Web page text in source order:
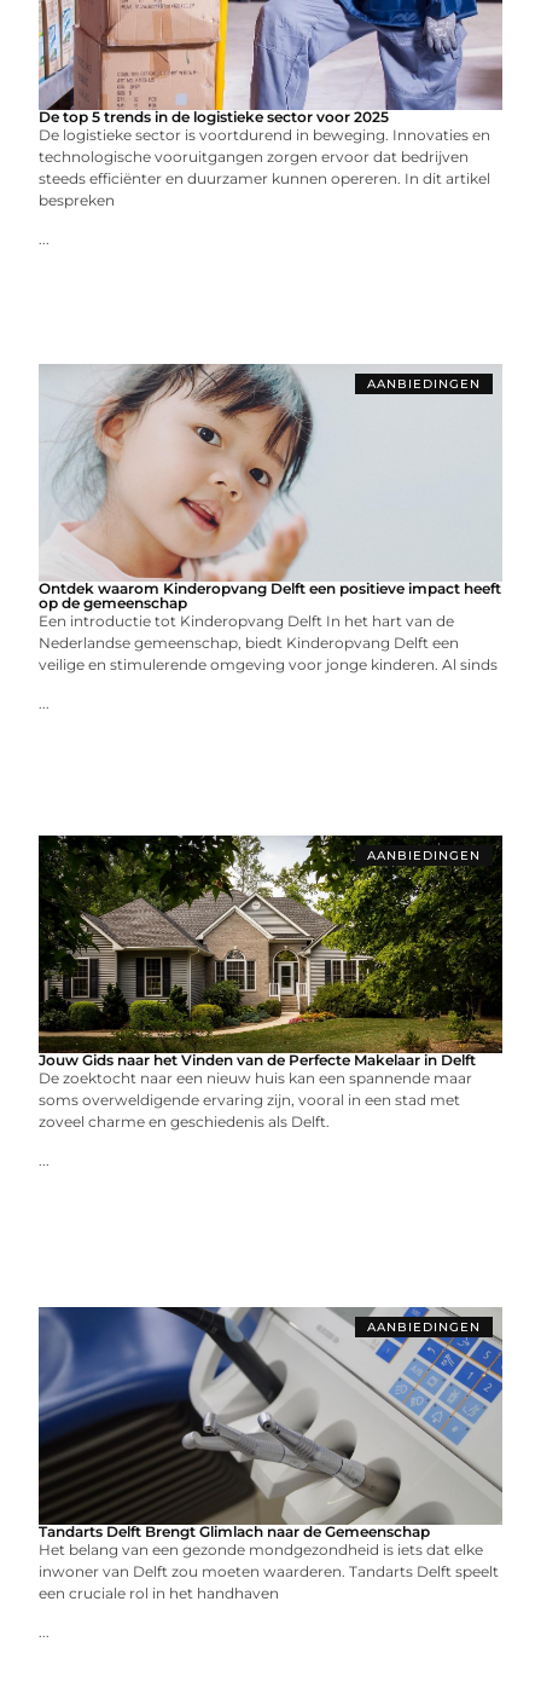
De top 5 trends in de logistieke sector voor 2025
De logistieke sector is voortdurend in beweging. Innovaties en
technologische vooruitgangen zorgen ervoor dat bedrijven
steeds efficiënter en duurzamer kunnen opereren. In dit artikel
bespreken
...
AANBIEDINGEN
Ontdek waarom Kinderopvang Delft een positieve impact heeft
op de gemeenschap
Een introductie tot Kinderopvang Delft In het hart van de
Nederlandse gemeenschap, biedt Kinderopvang Delft een
veilige en stimulerende omgeving voor jonge kinderen. Al sinds
...
AANBIEDINGEN
Jouw Gids naar het Vinden van de Perfecte Makelaar in Delft
De zoektocht naar een nieuw huis kan een spannende maar
soms overweldigende ervaring zijn, vooral in een stad met
zoveel charme en geschiedenis als Delft.
...
AANBIEDINGEN
Tandarts Delft Brengt Glimlach naar de Gemeenschap
Het belang van een gezonde mondgezondheid is iets dat elke
inwoner van Delft zou moeten waarderen. Tandarts Delft speelt
een cruciale rol in het handhaven
...